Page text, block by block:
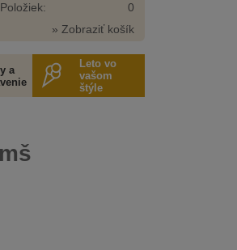
Položiek:
0
» Zobraziť košík
a
Leto vo
vašom
štýle